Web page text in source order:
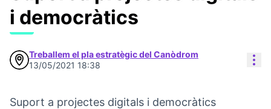
i democràtics
Treballem el pla estratègic del Canòdrom
13/05/2021 18:38
Suport a projectes digitals i democràtics